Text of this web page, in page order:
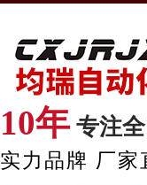
10年 专注
实力品牌 厂家